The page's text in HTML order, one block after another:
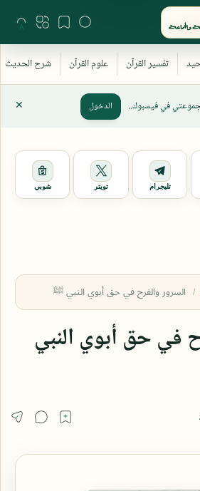
في فيسبوك.. الدخول
تليجرام تويتر شوبي
في حق أبوي النبي